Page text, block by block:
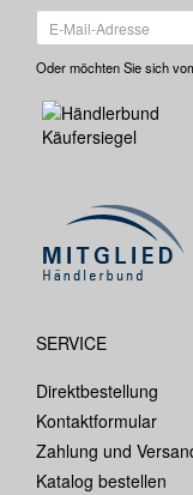
Oder möchten Sie sich
SERVICE
Direktbestellung
Kontaktformular
Zahlung und
Katalog bestellen